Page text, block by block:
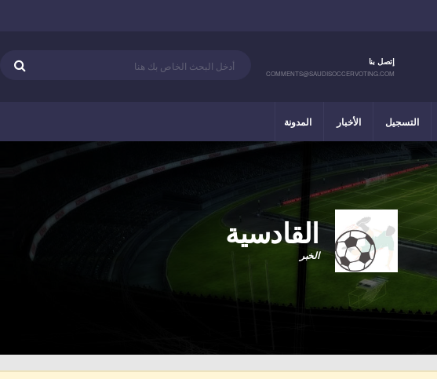
إتصل بنا
COMMENTS@SAUDISOCCERVOTING.COM
التسجيل الأخبار المدونة
القادسية
الخبر